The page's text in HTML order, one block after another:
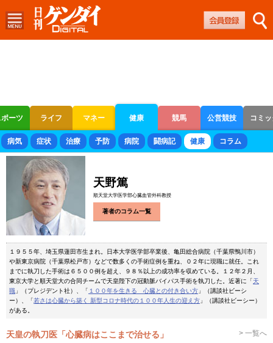
ーツ ライフ マネー 健康 競馬 公営競技 コミ
ボートレース 競輪 オートレース
病気 症状 治療 予防 病院 闘病記 健康 コラム
天野篤
順天堂大学医学部心臓血管外科教授
著者のコラム一覧
１９５５年、埼玉県蓮田市生まれ。日本大学医学部卒業後、亀田総合病院（千葉県鴨川市）
や新東京病院（千葉県松戸市）などで数多くの手術症例を重ね、０２年に現職に就任。これ
までに執刀した手術は６５００例を超え、９８％以上の成功率を収めている。１２年２月、
東京大学と順天堂大の合同チームで天皇陛下の冠動脈バイパス手術を執刀した。近著に「天
職 」（プレジデント社）、「 １００年を生きる 心臓との付き合い方 」（講談社ビーシ
ー）、「若さは心臓から築く 新型コロナ時代の１００年人生の迎え方 」（講談社ビーシー）
がある。
天皇の執刀医「心臓病はここまで治せる」 > 一覧へ